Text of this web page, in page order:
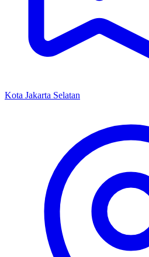
Kota Jakarta Selatan